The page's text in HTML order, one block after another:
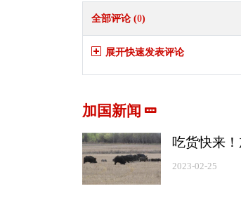
全部评论 (0)
展开快速发表评论
加国新闻
吃货快来
2023-02-25